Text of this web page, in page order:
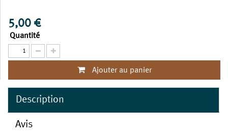
5,00 €
Quantité
Ajouter au panier
Description
Avis